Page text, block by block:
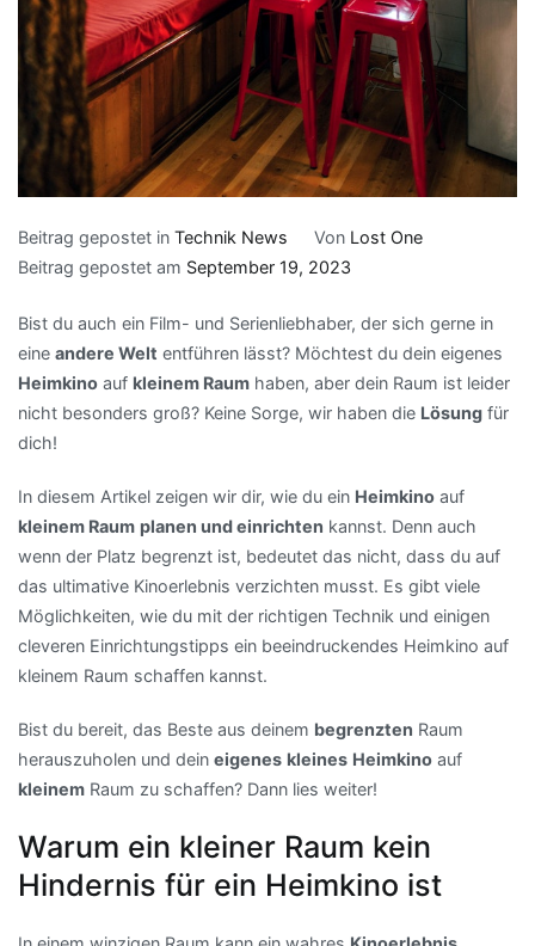
Beitrag gepostet in Technik News Von Lost One
Beitrag gepostet am September 19, 2023
Bist du auch ein Film- und Serienliebhaber, der sich gerne in
eine andere Welt entführen lässt? Möchtest du dein eigenes
Heimkino auf kleinem Raum haben, aber dein Raum ist leider
nicht besonders groß? Keine Sorge, wir haben die Lösung für
dich!
In diesem Artikel zeigen wir dir, wie du ein Heimkino auf
kleinem Raum planen und einrichten kannst. Denn auch
wenn der Platz begrenzt ist, bedeutet das nicht, dass du auf
das ultimative Kinoerlebnis verzichten musst. Es gibt viele
Möglichkeiten, wie du mit der richtigen Technik und einigen
cleveren Einrichtungstipps ein beeindruckendes Heimkino auf
kleinem Raum schaffen kannst.
Bist du bereit, das Beste aus deinem begrenzten Raum
herauszuholen und dein eigenes kleines Heimkino auf
kleinem Raum zu schaffen? Dann lies weiter!
Warum ein kleiner Raum kein
Hindernis für ein Heimkino ist